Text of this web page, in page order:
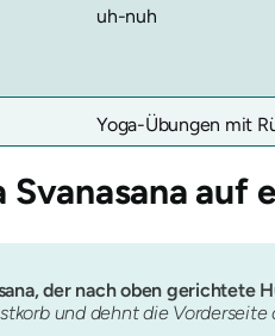
uh-nuh
Yoga-Übungen mit
Svanasana auf
der nach oben gerichtete
und dehnt die Vorderseite